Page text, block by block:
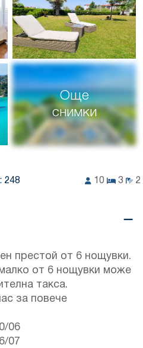
Още
снимки
248 10 3 2
престой от 6 нощувки.
от 6 нощувки може
такса.
за повече
06
07